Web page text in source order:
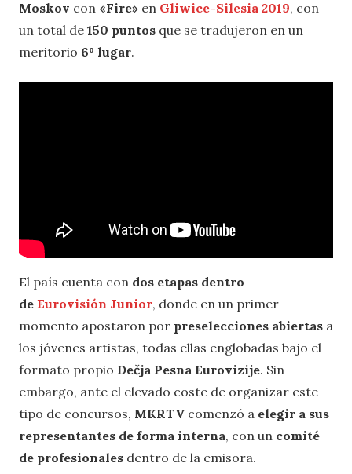
Moskov con «Fire» en Gliwice-Silesia 2019, con
un total de 150 puntos que se tradujeron en un
meritorio 6º lugar.
El país cuenta con dos etapas dentro
de Eurovisión Junior, donde en un primer
momento apostaron por preselecciones abiertas a
los jóvenes artistas, todas ellas englobadas bajo el
formato propio Dečja Pesna Eurovizije. Sin
embargo, ante el elevado coste de organizar este
tipo de concursos, MKRTV comenzó a elegir a sus
representantes de forma interna, con un comité
de profesionales dentro de la emisora.